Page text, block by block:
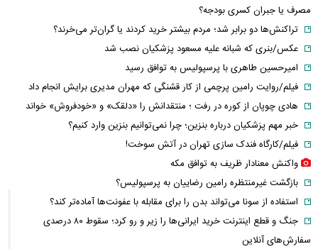
مصرف یا جبران کسری بودجه؟
تراکنش‌ها دو برابر شد؛ مردم بیشتر خرید کردند یا گران‌تر می‌خرند؟
عکس/بنری که شبانه علیه مسعود پزشکیان نصب شد
امیرحسین طاهری با پرسپولیس به توافق رسید
فیلم/روایت رامین پرچمی از کار قشنگی که مهران مدیری برایش انجام داد
هادی چوپان از کوره در رفت ؛ منتقدانش را «دلقک» و «خودفروش» خواند
خبر مهم پزشکیان درباره بنزین؛ چرا نمی‌توانیم بنزین وارد کنیم؟
فیلم/کارگاه فندک سازی تهران در آتش سوخت!
واکنش معنادار ظریف به توافق مکه
بازگشت غیرمنتظره رامین رضاییان به پرسپولیس؟
استفاده از سونا می‌تواند بدن را برای مقابله با عفونت‌ها آماده‌تر کند؟
جنگ و قطع اینترنت خرید ایرانی‌ها را زیر و رو کرد؛ سقوط ۸۰ درصدی
سفارش‌های آنلاین